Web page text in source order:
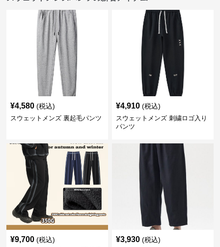
¥4,580 (税込)
スウェットメンズ 裏起毛パンツ
¥4,910 (税込)
スウェットメンズ 刺繍ロゴ入り
パンツ
¥9,700 (税込) ¥3,930 (税込)